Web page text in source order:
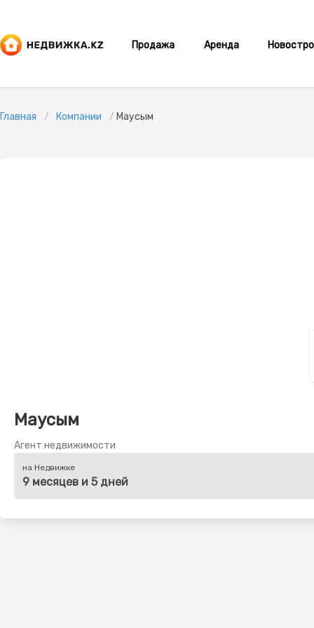
Продажа Аренда
Главная Компании Маусым
Маусым
Агент недвижимости
на Недвижке
9 месяцев и 5 дней